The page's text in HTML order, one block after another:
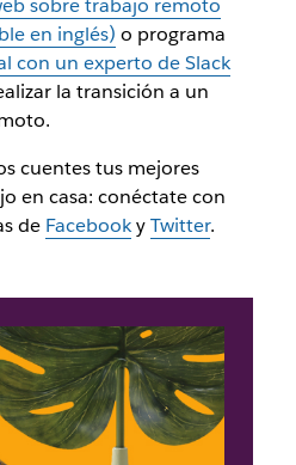
sobre trabajo remoto
en inglés) o programa
con un experto de Slack
la transición a un
cuentes tus mejores
en casa: conéctate con
de FacebookyTwitter.